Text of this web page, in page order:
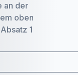
an der
oben
1